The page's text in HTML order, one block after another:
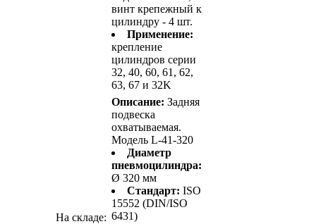
винт крепежный к
цилиндру - 4 шт.
Применение:
крепление
цилиндров серии
32, 40, 60, 61, 62,
63, 67 и 32K
На складе:
Описание: Задняя
подвеска
охватываемая.
Модель L-41-320
Диаметр
пневмоцилиндра:
Ø 320 мм
Стандарт: ISO
15552 (DIN/ISO
6431)